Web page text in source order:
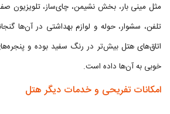
مثل مینی بار، بخش نشیمن، چای‌ساز، تلویزیون
تلفن، سشوار، حوله و لوازم بهداشتی در آن‌ها
اتاق‌های هتل بیش‌تر در رنگ سفید بوده و
خوبی به آن‌ها داده است.
امکانات تفریحی و خدمات دیگر هتل